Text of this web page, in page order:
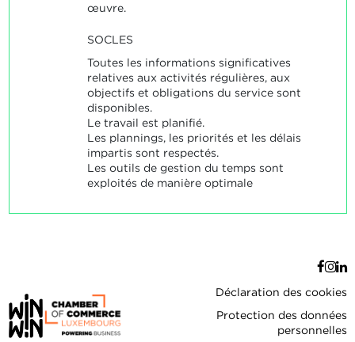
œuvre.
SOCLES
Toutes les informations significatives
relatives aux activités régulières, aux
objectifs et obligations du service sont
disponibles.
Le travail est planifié.
Les plannings, les priorités et les délais
impartis sont respectés.
Les outils de gestion du temps sont
exploités de manière optimale
Déclaration des cookies
Protection des données
personnelles